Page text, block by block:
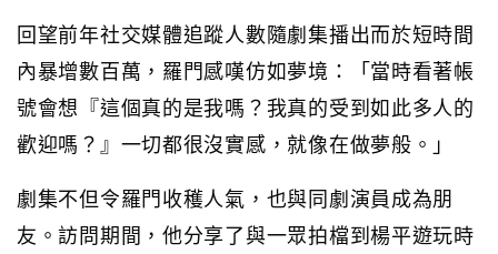
回望前年社交媒體追蹤人數隨劇集播出而於短時間
內暴增數百萬，羅門感嘆仿如夢境：「當時看著帳
號會想『這個真的是我嗎？我真的受到如此多人的
歡迎嗎？』一切都很沒實感，就像在做夢般。」
劇集不但令羅門收穫人氣，也與同劇演員成為朋
友。訪問期間，他分享了與一眾拍檔到楊平遊玩時